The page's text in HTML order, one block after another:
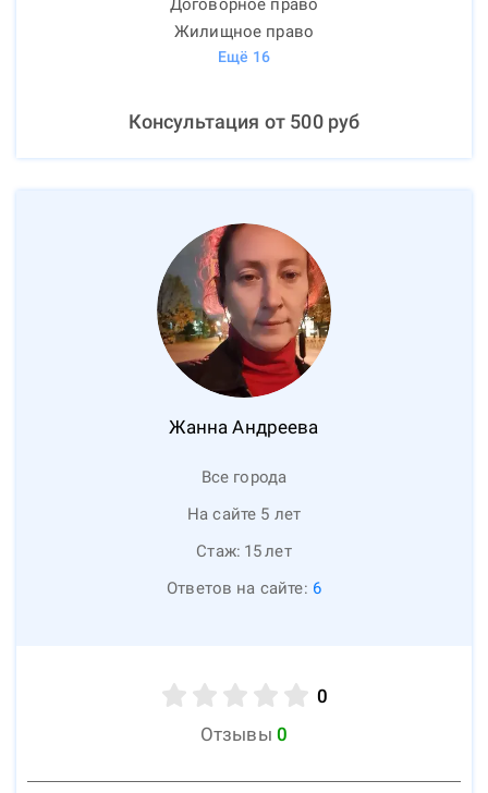
Договорное право
Жилищное право
Ещё 16
Консультация от 500руб
Жанна Андреева
Все города
На сайте 5 лет
Стаж: 15лет
Ответов на сайте: 6
0
Отзывы 0